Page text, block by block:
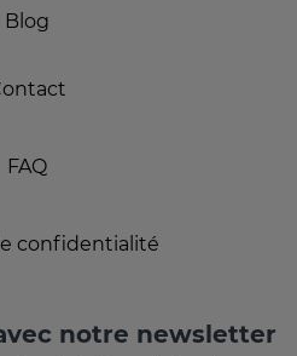
Blog
FAQ
confidentialité
notre newsletter